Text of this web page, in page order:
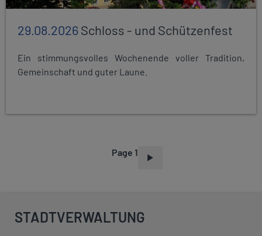
29.08.2026Schloss - und Schützenfest
Ein stimmungsvolles Wochenende voller Tradition,
Gemeinschaft und guter Laune.
Page 1
STADTVERWALTUNG